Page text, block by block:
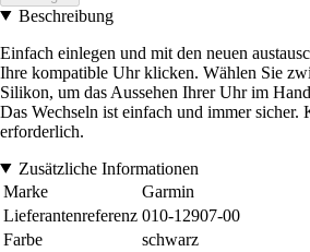
Beschreibung
Einfach einlegen und mit den neuen
Ihre kompatible Uhr klicken. Wählen Sie
Silikon, um das Aussehen Ihrer Uhr im
Das Wechseln ist einfach und immer sicher.
erforderlich.
Zusätzliche Informationen
Marke
Garmin
Lieferantenreferenz 010-12907-00
Farbe
schwarz